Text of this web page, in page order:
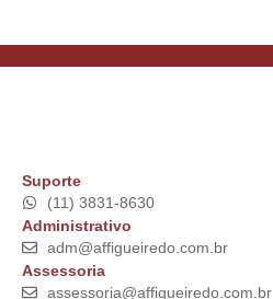
Suporte
(11) 3831-8630
Administrativo
adm@affigueiredo.com.br
Assessoria
assessoria@affigueiredo.com.br